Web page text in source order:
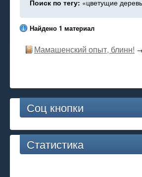
Поиск по тегу: «цветущие
Найдено 1 материал
Мамашенский опыт, блинн! →
Соц кнопки
Статистика